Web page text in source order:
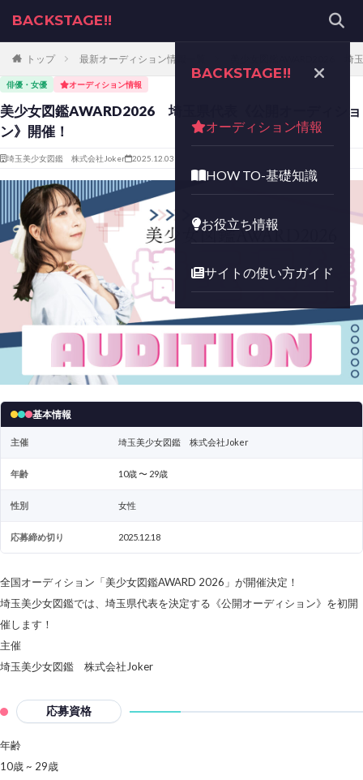
BACKSTAGE!!
BACKSTAGE!!
オーディション情報
HOW TO-基礎知識
お役立ち情報
サイトの使い方ガイド
トップ 最新オーディション情報一覧 美少女図鑑AWARD2026 埼
俳優・女優 オーディション情報
美少女図鑑AWARD2026 埼玉県代表《公開オーディショ
ン》開催！
埼玉美少女図鑑 株式会社Joker 2025.12.03
基本情報
主催 埼玉美少女図鑑 株式会社Joker
年齢 10歳 〜 29歳
性別 女性
応募締め切り 2025.12.18
全国オーディション「美少女図鑑AWARD 2026」が開催決定！
埼玉美少女図鑑では、埼玉県代表を決定する《公開オーディション》を初開
催します！
主催
埼玉美少女図鑑 株式会社Joker
応募資格
年齢
10歳 ~ 29歳